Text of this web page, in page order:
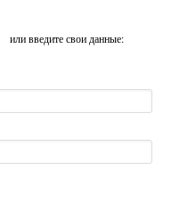
или введите свои данные: